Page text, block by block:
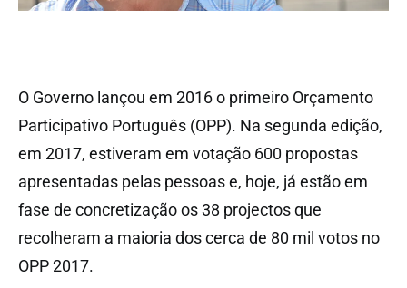
O Governo lançou em 2016 o primeiro Orçamento
Participativo Português (OPP). Na segunda edição,
em 2017, estiveram em votação 600 propostas
apresentadas pelas pessoas e, hoje, já estão em
fase de concretização os 38 projectos que
recolheram a maioria dos cerca de 80 mil votos no
OPP 2017.